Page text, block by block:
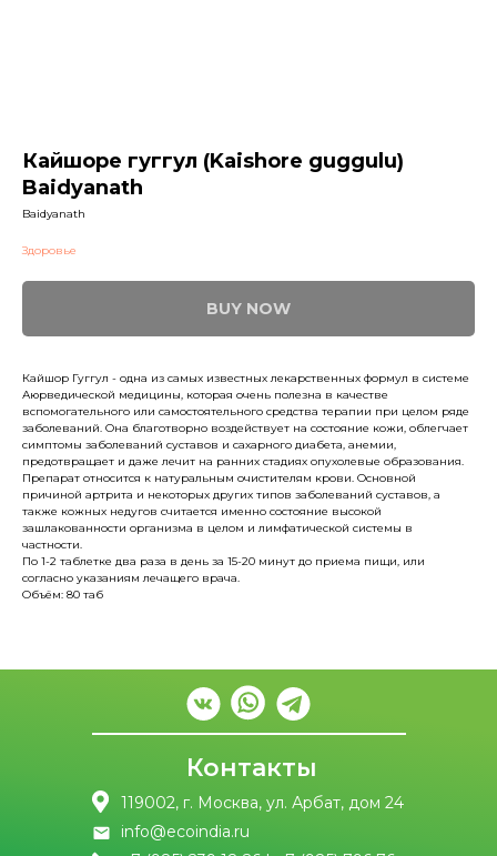
Кайшоре гуггул (Kaishore guggulu)
Baidyanath
Baidyanath
Здоровье
BUY NOW
Кайшор Гуггул - одна из самых известных лекарственных формул в системе
Аюрведической медицины, которая очень полезна в качестве
вспомогательного или самостоятельного средства терапии при целом ряде
заболеваний. Она благотворно воздействует на состояние кожи, облегчает
симптомы заболеваний суставов и сахарного диабета, анемии,
предотвращает и даже лечит на ранних стадиях опухолевые образования.
Препарат относится к натуральным очистителям крови. Основной
причиной артрита и некоторых других типов заболеваний суставов, а
также кожных недугов считается именно состояние высокой
зашлакованности организма в целом и лимфатической системы в
частности.
По 1-2 таблетке два раза в день за 15-20 минут до приема пищи, или
согласно указаниям лечащего врача.
Объём: 80 таб
Контакты
119002, г. Москва, ул. Арбат, дом 24
info@ecoindia.ru